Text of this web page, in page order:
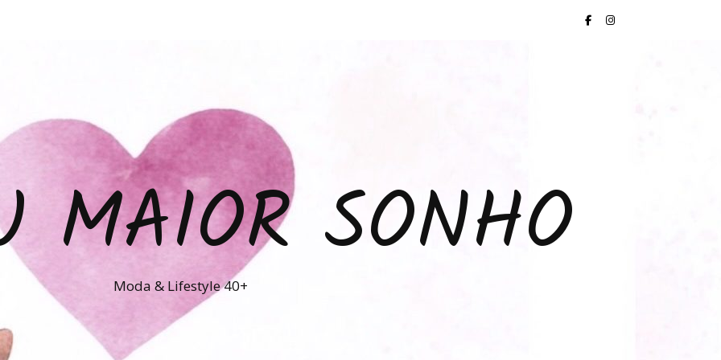
MAIOR SONHO
Moda & Lifestyle 40+